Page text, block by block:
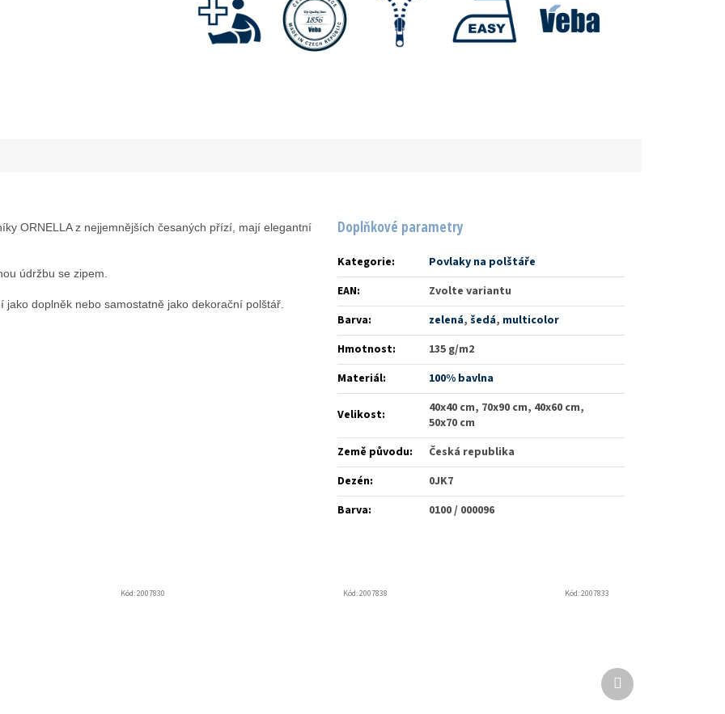
ORNELLA z nejjemnějších česaných přízí, mají elegantní
údržbu se zipem.
doplněk nebo samostatně jako dekorační polštář.
Doplňkové parametry
Kategorie:
Povlaky na polštáře
EAN:
Zvolte variantu
Barva: zelená,šedá, multicolor
Hmotnost:
135 g/m2
Materiál: 100% bavlna
Velikost:
40x40 cm, 70x90 cm, 40x60 cm,
50x70 cm
Země původu:
Česká republika
Dezén:
0JK7
Barva: 0100 / 000096
Kód:2007830 Kód:2007838 Kód:2007833
Další
produkt